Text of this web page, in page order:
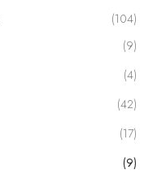
(104)
(9)
(4)
(42)
(17)
(9)